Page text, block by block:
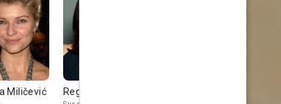
Miličević Regina Hall